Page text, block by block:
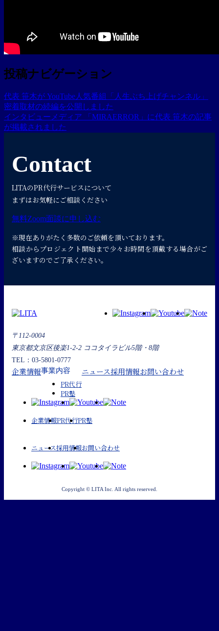
投稿ナビゲーション
代表 笹木が YouTube人気番組「人生ぶち上げチャンネル」
密着取材の続編を公開しました
インタビューメディア 「MIRAERROR」に代表 笹木の記事
が掲載されました
Contact
LITAのPR代行サービスについて
まずはお気軽にご相談ください
無料Zoom面談に申し込む
※現在ありがたく多数のご依頼を頂いております。
相談からプロジェクト開始まで少々お時間を頂戴する場合がご
ざいますのでご了承ください。
〒112-0004
東京都文京区後楽1-2-2 ココタイラビル5階・8階
TEL：03-5801-0777
企業情報事業内容
PR代行
PR塾
ニュース採用情報お問い合わせ
企業情報PR代行PR塾
ニュース採用情報お問い合わせ
Copyright © LITA Inc. All rights reserved.